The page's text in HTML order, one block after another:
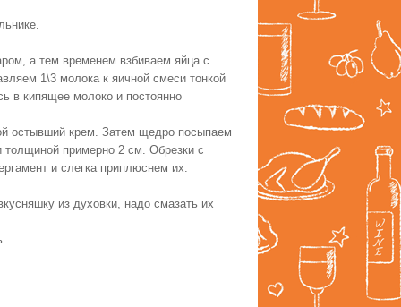
а тем временем взбиваем яйца с
1\3 молока к яичной смеси тонкой
в кипящее молоко и постоянно
остывший крем. Затем щедро посыпаем
примерно 2 см. Обрезки с
и слегка приплюснем их.
из духовки, надо смазать их